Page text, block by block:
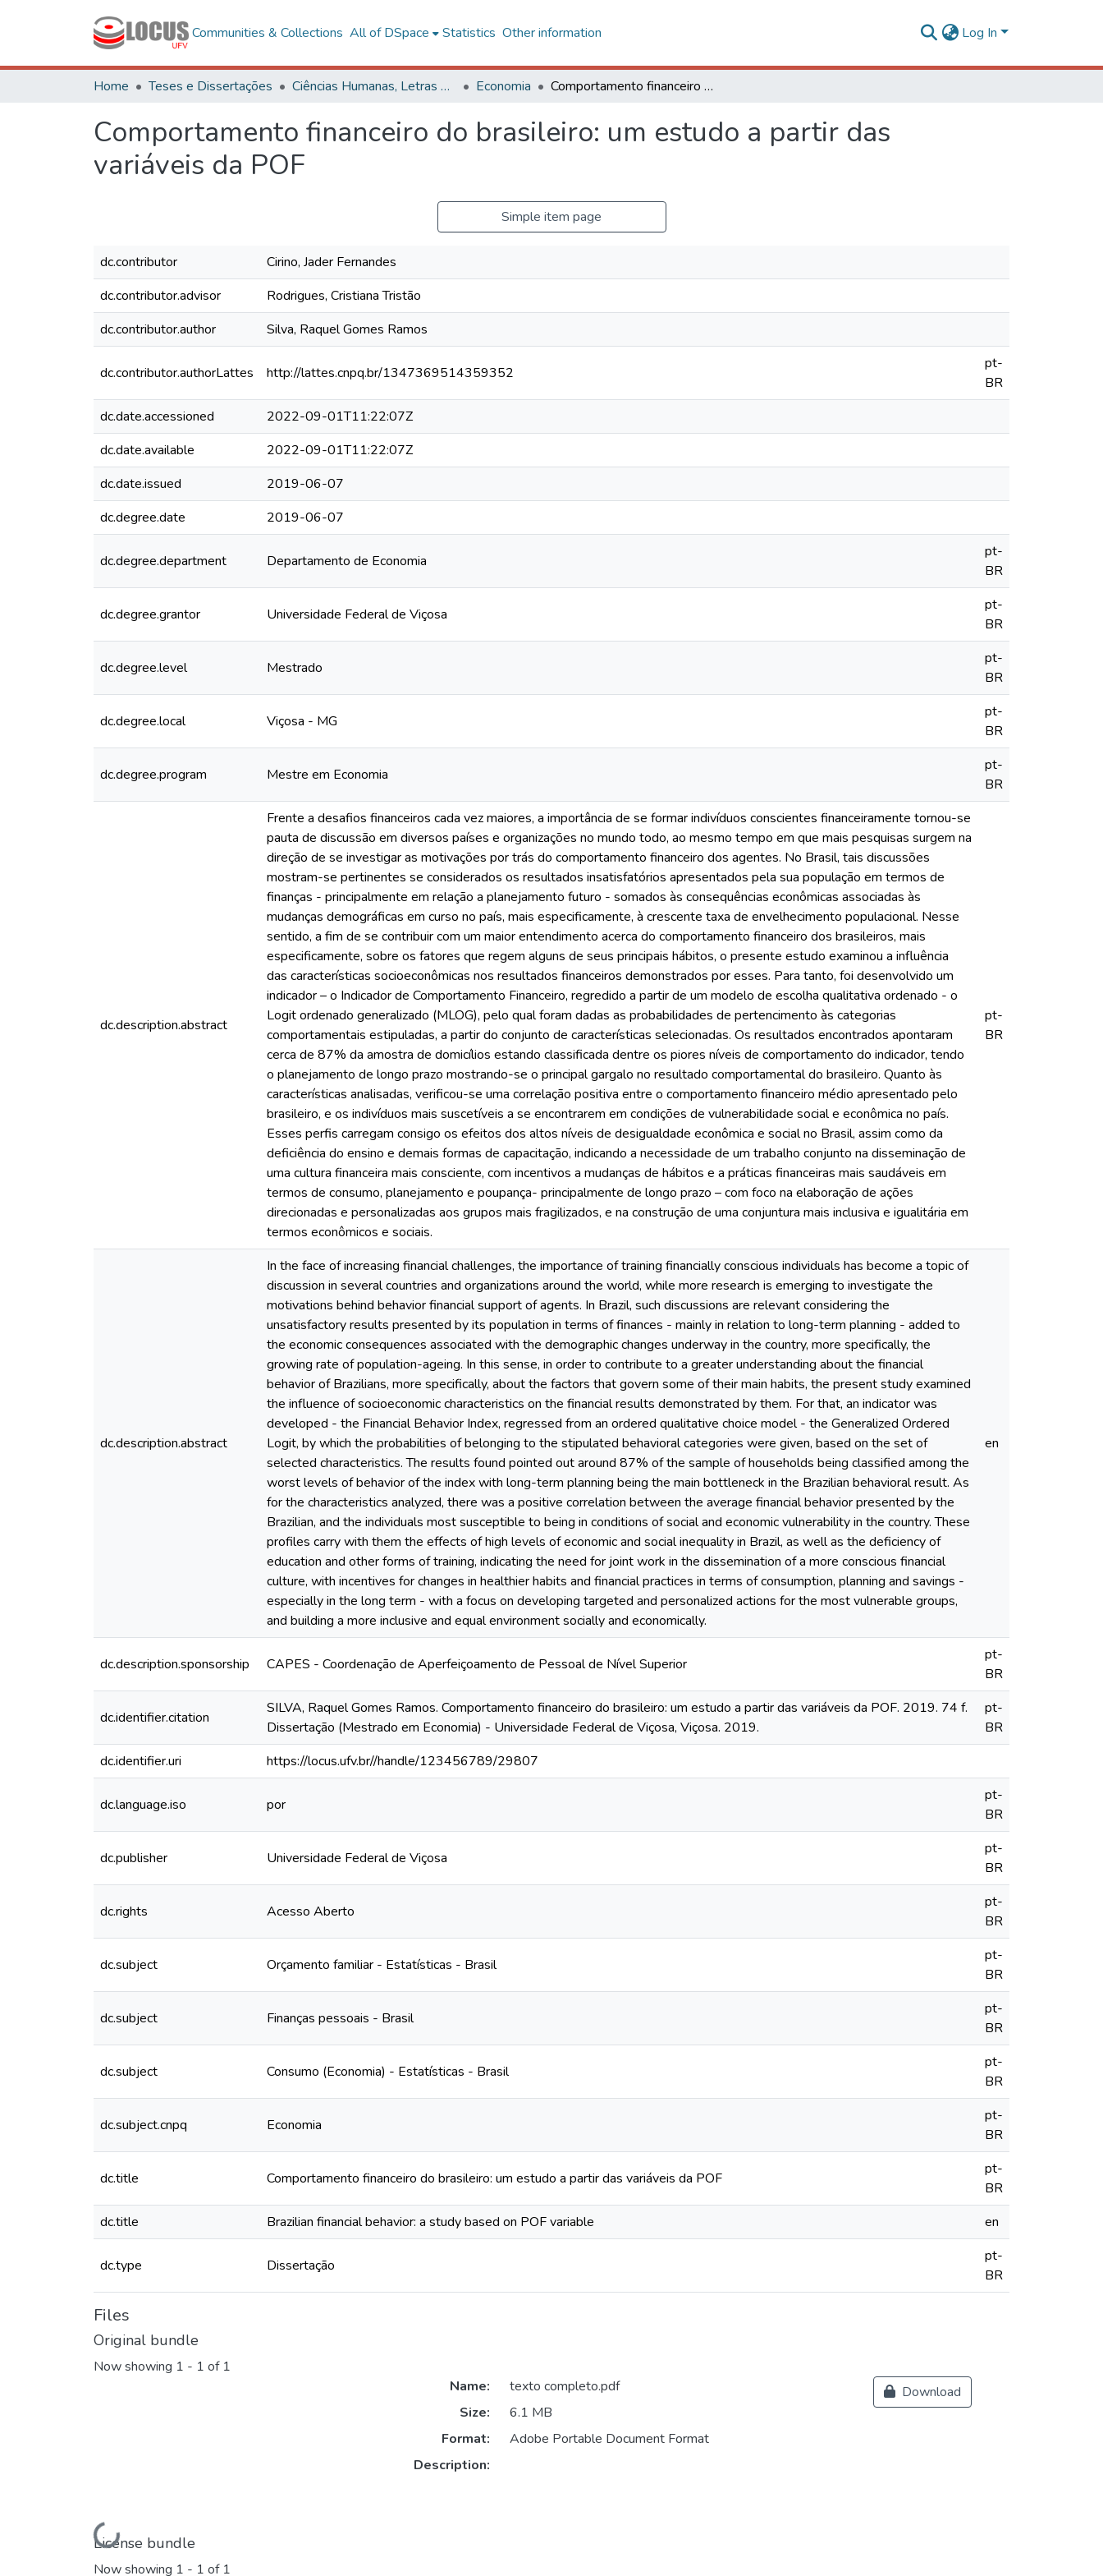
Communities & Collections All of DSpace Statistics Other information Log In
Home Teses e Dissertações Ciências Humanas, Letras e Artes Economia Comportamento financeiro do brasileiro: um estudo a partir das variáveis da POF
Comportamento financeiro do brasileiro: um estudo a partir das
variáveis da POF
Simple item page
dc.contributor
Cirino, Jader Fernandes
dc.contributor.advisor
Rodrigues, Cristiana Tristão
dc.contributor.author
Silva, Raquel Gomes Ramos
dc.contributor.authorLattes http://lattes.cnpq.br/1347369514359352
pt-
BR
dc.date.accessioned
2022-09-01T11:22:07Z
dc.date.available
2022-09-01T11:22:07Z
dc.date.issued
2019-06-07
dc.degree.date
2019-06-07
dc.degree.department Departamento de Economia
pt-
BR
dc.degree.grantor Universidade Federal de Viçosa
pt-
BR
dc.degree.level Mestrado
pt-
BR
dc.degree.local Viçosa - MG
pt-
BR
dc.degree.program Mestre em Economia
pt-
BR
dc.description.abstract
Frente a desafios financeiros cada vez maiores, a importância de se formar indivíduos conscientes financeiramente tornou-se
pauta de discussão em diversos países e organizações no mundo todo, ao mesmo tempo em que mais pesquisas surgem na
direção de se investigar as motivações por trás do comportamento financeiro dos agentes. No Brasil, tais discussões
mostram-se pertinentes se considerados os resultados insatisfatórios apresentados pela sua população em termos de
finanças - principalmente em relação a planejamento futuro - somados às consequências econômicas associadas às
mudanças demográficas em curso no país, mais especificamente, à crescente taxa de envelhecimento populacional. Nesse
sentido, a fim de se contribuir com um maior entendimento acerca do comportamento financeiro dos brasileiros, mais
especificamente, sobre os fatores que regem alguns de seus principais hábitos, o presente estudo examinou a influência
das características socioeconômicas nos resultados financeiros demonstrados por esses. Para tanto, foi desenvolvido um
indicador – o Indicador de Comportamento Financeiro, regredido a partir de um modelo de escolha qualitativa ordenado - o
Logit ordenado generalizado (MLOG), pelo qual foram dadas as probabilidades de pertencimento às categorias
comportamentais estipuladas, a partir do conjunto de características selecionadas. Os resultados encontrados apontaram
cerca de 87% da amostra de domicílios estando classificada dentre os piores níveis de comportamento do indicador, tendo
o planejamento de longo prazo mostrando-se o principal gargalo no resultado comportamental do brasileiro. Quanto às
características analisadas, verificou-se uma correlação positiva entre o comportamento financeiro médio apresentado pelo
brasileiro, e os indivíduos mais suscetíveis a se encontrarem em condições de vulnerabilidade social e econômica no país.
Esses perfis carregam consigo os efeitos dos altos níveis de desigualdade econômica e social no Brasil, assim como da
deficiência do ensino e demais formas de capacitação, indicando a necessidade de um trabalho conjunto na disseminação de
uma cultura financeira mais consciente, com incentivos a mudanças de hábitos e a práticas financeiras mais saudáveis em
termos de consumo, planejamento e poupança- principalmente de longo prazo – com foco na elaboração de ações
direcionadas e personalizadas aos grupos mais fragilizados, e na construção de uma conjuntura mais inclusiva e igualitária em
termos econômicos e sociais.
pt-
BR
dc.description.abstract
In the face of increasing financial challenges, the importance of training financially conscious individuals has become a topic of
discussion in several countries and organizations around the world, while more research is emerging to investigate the
motivations behind behavior financial support of agents. In Brazil, such discussions are relevant considering the
unsatisfactory results presented by its population in terms of finances - mainly in relation to long-term planning - added to
the economic consequences associated with the demographic changes underway in the country, more specifically, the
growing rate of population-ageing. In this sense, in order to contribute to a greater understanding about the financial
behavior of Brazilians, more specifically, about the factors that govern some of their main habits, the present study examined
the influence of socioeconomic characteristics on the financial results demonstrated by them. For that, an indicator was
developed - the Financial Behavior Index, regressed from an ordered qualitative choice model - the Generalized Ordered
Logit, by which the probabilities of belonging to the stipulated behavioral categories were given, based on the set of
selected characteristics. The results found pointed out around 87% of the sample of households being classified among the
worst levels of behavior of the index with long-term planning being the main bottleneck in the Brazilian behavioral result. As
for the characteristics analyzed, there was a positive correlation between the average financial behavior presented by the
Brazilian, and the individuals most susceptible to being in conditions of social and economic vulnerability in the country. These
profiles carry with them the effects of high levels of economic and social inequality in Brazil, as well as the deficiency of
education and other forms of training, indicating the need for joint work in the dissemination of a more conscious financial
culture, with incentives for changes in healthier habits and financial practices in terms of consumption, planning and savings -
especially in the long term - with a focus on developing targeted and personalized actions for the most vulnerable groups,
and building a more inclusive and equal environment socially and economically.
en
dc.description.sponsorship CAPES - Coordenação de Aperfeiçoamento de Pessoal de Nível Superior
pt-
BR
dc.identifier.citation
SILVA, Raquel Gomes Ramos. Comportamento financeiro do brasileiro: um estudo a partir das variáveis da POF. 2019. 74 f.
Dissertação (Mestrado em Economia) - Universidade Federal de Viçosa, Viçosa. 2019.
pt-
BR
dc.identifier.uri
https://locus.ufv.br//handle/123456789/29807
dc.language.iso por
pt-
BR
dc.publisher Universidade Federal de Viçosa
pt-
BR
dc.rights Acesso Aberto
pt-
BR
dc.subject Orçamento familiar - Estatísticas - Brasil
pt-
BR
dc.subject Finanças pessoais - Brasil
pt-
BR
dc.subject Consumo (Economia) - Estatísticas - Brasil
pt-
BR
dc.subject.cnpq Economia
pt-
BR
dc.title Comportamento financeiro do brasileiro: um estudo a partir das variáveis da POF
pt-
BR
dc.title
Brazilian financial behavior: a study based on POF variable en
dc.type Dissertação
pt-
BR
Files
Original bundle
Now showing 1 - 1 of 1
Loading...
Name:
texto completo.pdf
Size:
6.1 MB
Format:
Adobe Portable Document Format
Description:
Download
License bundle
Now showing 1 - 1 of 1